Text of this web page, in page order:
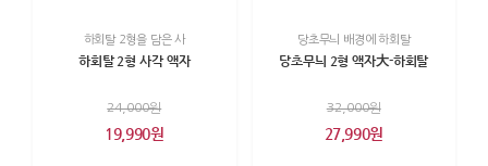
하회탈 2형을 담은 사
하회탈 2형 사각 액자
24,000원
19,990원
당초무늬 배경에 하회탈
당초무늬 2형 액자大-하회탈
32,000원
27,990원